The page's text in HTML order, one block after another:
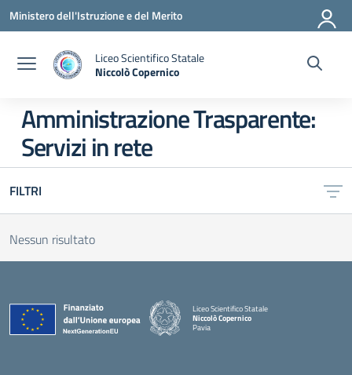
Vai ai contenuti
Vai al menu di navigazione
Vai al footer
Ministero dell'Istruzione e del Merito
Liceo Scientifico Statale
Niccolò Copernico
Amministrazione Trasparente:
Servizi in rete
FILTRI
Nessun risultato
Liceo Scientifico Statale
Niccolò Copernico
Pavia